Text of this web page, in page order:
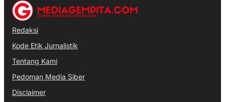
Redaksi
Kode Etik Jurnalistik
Tentang Kami
Pedoman Media Siber
Disclaimer